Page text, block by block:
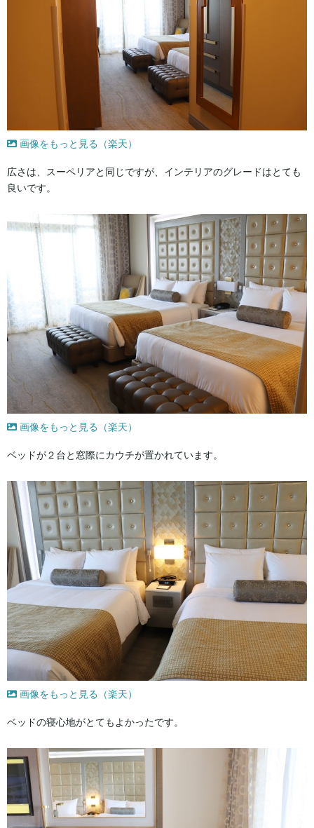
画像をもっと見る（楽天）
広さは、スーペリアと同じですが、インテリアのグレードはとても
良いです。
画像をもっと見る（楽天）
ベッドが２台と窓際にカウチが置かれています。
画像をもっと見る（楽天）
ベッドの寝心地がとてもよかったです。